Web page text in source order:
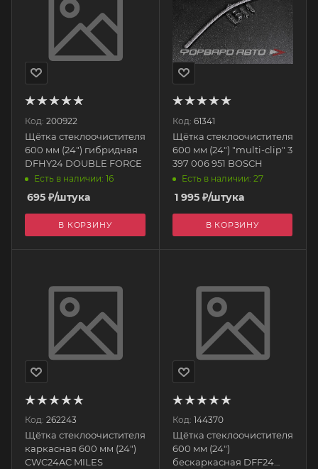
Код: 200922
Щётка стеклоочистителя
600 мм (24") гибридная
DFHY24 DOUBLE FORCE
Есть в наличии: 16
695 ₽/штука
В КОРЗИНУ
Код: 61341
Щётка стеклоочистителя
600 мм (24") "multi-clip" 3
397 006 951 BOSCH
Есть в наличии: 27
1 995₽/штука
В КОРЗИНУ
Код: 262243
Щётка стеклоочистителя
каркасная 600 мм (24")
CWC24AC MILES
Код: 144370
Щётка стеклоочистителя
600 мм (24")
бескаркасная DFF24